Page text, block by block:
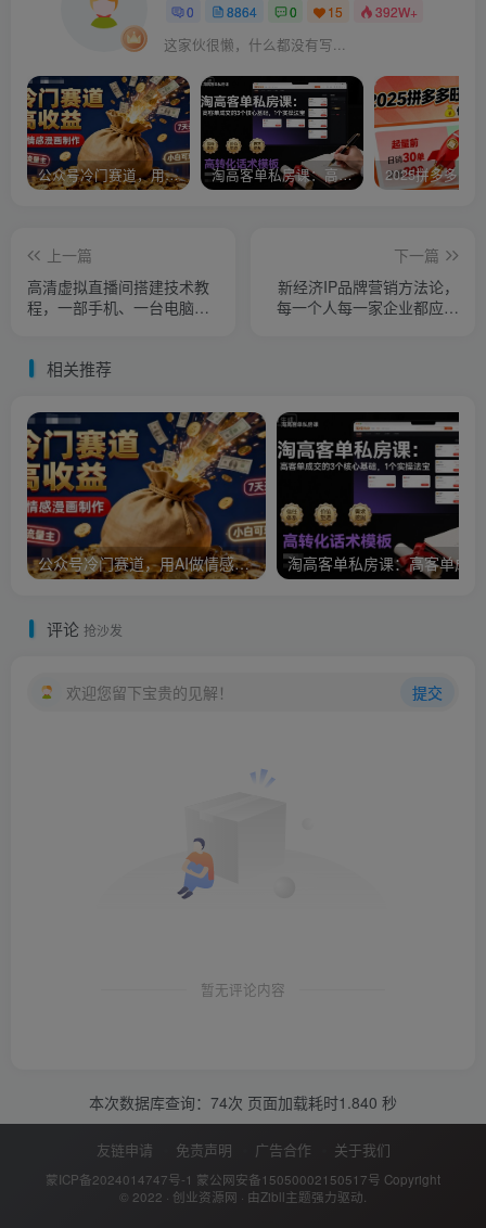
0 8864 0 15 392W+
这家伙很懒，什么都没有写...
公众号冷门赛道，用AI做情感漫画，7天开通流量主，操作简单，小白可玩 淘高客单私房课：高客单成交的3个核心基础，1个实操法宝
上一篇
高清虚拟直播间搭建技术教
程，一部手机、一台电脑、
下一篇
新经济IP品牌营销方法论，
每一个人每一家企业都应该
相关推荐
公众号冷门赛道，用AI做情感漫画，7天开通流量主，操作简单，小白可玩
评论 抢沙发
欢迎您留下宝贵的见解！ 提交
暂无评论内容
本次数据库查询：74次 页面加载耗时1.840 秒
友链申请 免责声明 广告合作 关于我们
蒙ICP备2024014747号-1 蒙公网安备15050002150517号 Copyright
© 2022 · 创业资源网 · 由Zibll主题强力驱动.